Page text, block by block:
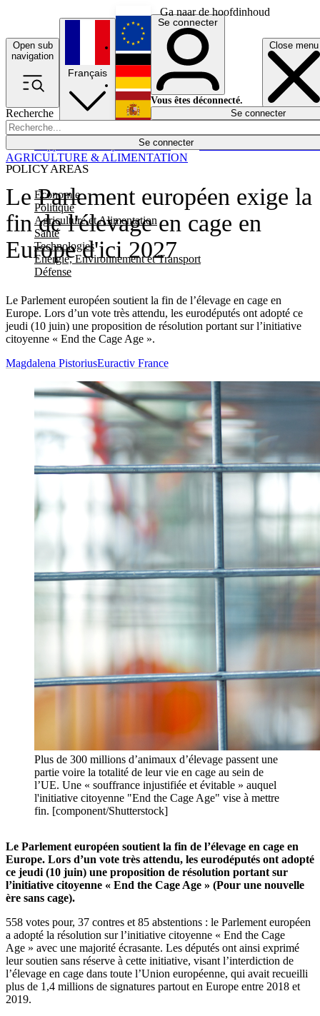
Ga naar de hoofdinhoud
Open sub
navigation
Close menu
Recherche
Se connecter
POLICY AREAS
Economie
Politique
Agriculture et Alimentation
Santé
Technologies
Energie, Environnement et Transport
Défense
Économie
Français
English
Deutsch
Español
Se connecter
Vous êtes déconnecté.
Se connecter
Le Parlement européen exige la
fin de l'élevage en cage en
Europe d'ici 2027
Le Parlement européen soutient la fin de l’élevage en cage en
Europe. Lors d’un vote très attendu, les eurodéputés ont adopté ce
jeudi (10 juin) une proposition de résolution portant sur l’initiative
citoyenne « End the Cage Age ».
AGRICULTURE & ALIMENTATION
Magdalena PistoriusEuractiv France
Plus de 300 millions d’animaux d’élevage passent une
partie voire la totalité de leur vie en cage au sein de
l’UE. Une « souffrance injustifiée et évitable » auquel
l'initiative citoyenne "End the Cage Age" vise à mettre
fin. [component/Shutterstock]
Le Parlement européen soutient la fin de l’élevage en cage en
Europe. Lors d’un vote très attendu, les eurodéputés ont adopté
ce jeudi (10 juin) une proposition de résolution portant sur
l’initiative citoyenne « End the Cage Age » (Pour une nouvelle
ère sans cage).
558 votes pour, 37 contres et 85 abstentions : le Parlement européen
a adopté la résolution sur l’initiative citoyenne « End the Cage
Age » avec une majorité écrasante. Les députés ont ainsi exprimé
leur soutien sans réserve à cette initiative, visant l’interdiction de
l’élevage en cage dans toute l’Union européenne, qui avait recueilli
plus de 1,4 millions de signatures partout en Europe entre 2018 et
2019.